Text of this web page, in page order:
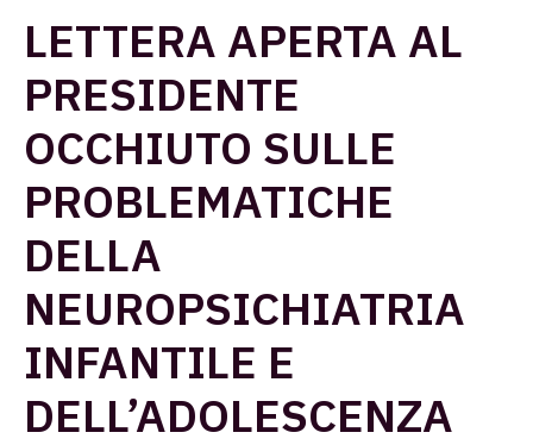
LETTERA APERTA AL
PRESIDENTE
OCCHIUTO SULLE
PROBLEMATICHE
DELLA
NEUROPSICHIATRIA
INFANTILE E
DELL’ADOLESCENZA